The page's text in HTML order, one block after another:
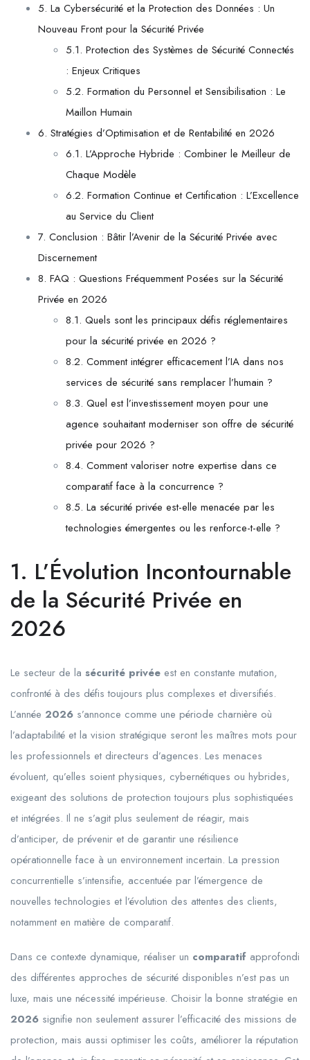
5. La Cybersécurité et la Protection des Données : Un
Nouveau Front pour la Sécurité Privée
5.1. Protection des Systèmes de Sécurité Connectés
: Enjeux Critiques
5.2. Formation du Personnel et Sensibilisation : Le
Maillon Humain
6. Stratégies d’Optimisation et de Rentabilité en 2026
6.1. L’Approche Hybride : Combiner le Meilleur de
Chaque Modèle
6.2. Formation Continue et Certification : L’Excellence
au Service du Client
7. Conclusion : Bâtir l’Avenir de la Sécurité Privée avec
Discernement
8. FAQ : Questions Fréquemment Posées sur la Sécurité
Privée en 2026
8.1. Quels sont les principaux défis réglementaires
pour la sécurité privée en 2026 ?
8.2. Comment intégrer efficacement l’IA dans nos
services de sécurité sans remplacer l’humain ?
8.3. Quel est l’investissement moyen pour une
agence souhaitant moderniser son offre de sécurité
privée pour 2026 ?
8.4. Comment valoriser notre expertise dans ce
comparatif face à la concurrence ?
8.5. La sécurité privée est-elle menacée par les
technologies émergentes ou les renforce-t-elle ?
1. L’Évolution Incontournable
de la Sécurité Privée en
2026
Le secteur de la sécurité privée est en constante mutation,
confronté à des défis toujours plus complexes et diversifiés.
L’année 2026 s’annonce comme une période charnière où
l’adaptabilité et la vision stratégique seront les maîtres mots pour
les professionnels et directeurs d’agences. Les menaces
évoluent, qu’elles soient physiques, cybernétiques ou hybrides,
exigeant des solutions de protection toujours plus sophistiquées
et intégrées. Il ne s’agit plus seulement de réagir, mais
d’anticiper, de prévenir et de garantir une résilience
opérationnelle face à un environnement incertain. La pression
concurrentielle s’intensifie, accentuée par l’émergence de
nouvelles technologies et l’évolution des attentes des clients,
notamment en matière de comparatif.
Dans ce contexte dynamique, réaliser un comparatif approfondi
des différentes approches de sécurité disponibles n’est pas un
luxe, mais une nécessité impérieuse. Choisir la bonne stratégie en
2026 signifie non seulement assurer l’efficacité des missions de
protection, mais aussi optimiser les coûts, améliorer la réputation